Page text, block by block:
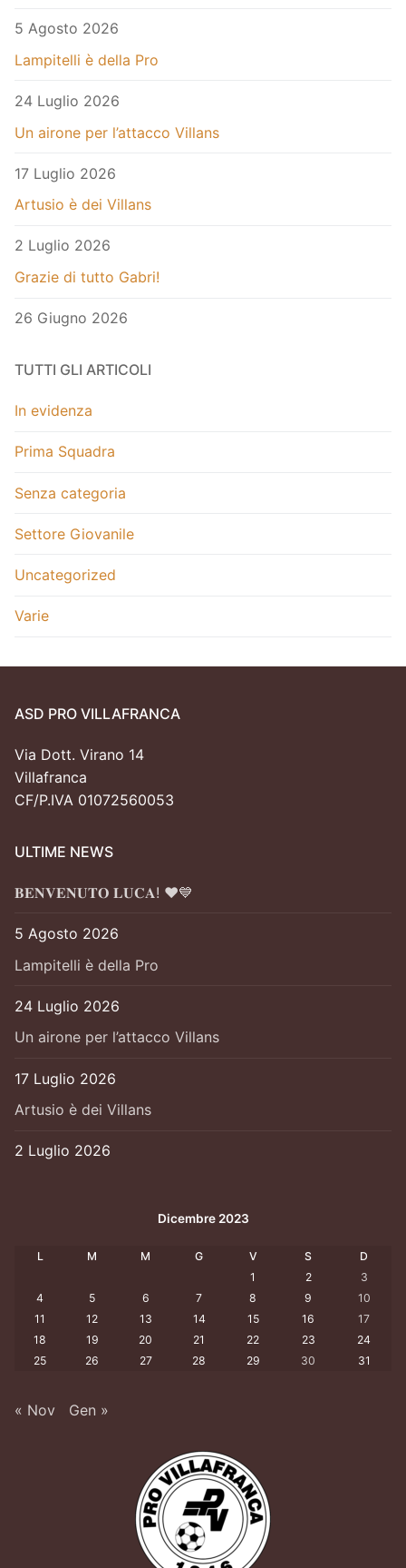
5 Agosto 2026
Lampitelli è della Pro
24 Luglio 2026
Un airone per l’attacco Villans
17 Luglio 2026
Artusio è dei Villans
2 Luglio 2026
Grazie di tutto Gabri!
26 Giugno 2026
TUTTI GLI ARTICOLI
In evidenza
Prima Squadra
Senza categoria
Settore Giovanile
Uncategorized
Varie
ASD PRO VILLAFRANCA
Via Dott. Virano 14
Villafranca
CF/P.IVA 01072560053
ULTIME NEWS
𝐁𝐄𝐍𝐕𝐄𝐍𝐔𝐓𝐎 𝐋𝐔𝐂𝐀! ❤️💙
5 Agosto 2026
Lampitelli è della Pro
24 Luglio 2026
Un airone per l’attacco Villans
17 Luglio 2026
Artusio è dei Villans
2 Luglio 2026
Dicembre 2023
L M M G V S
D
1
2
3
4
5 6 7 8 9
10
11
12 13 14 15 16
17
18
19 20 21 22 23
24
25
26 27 28 29 30 31
« Nov Gen »